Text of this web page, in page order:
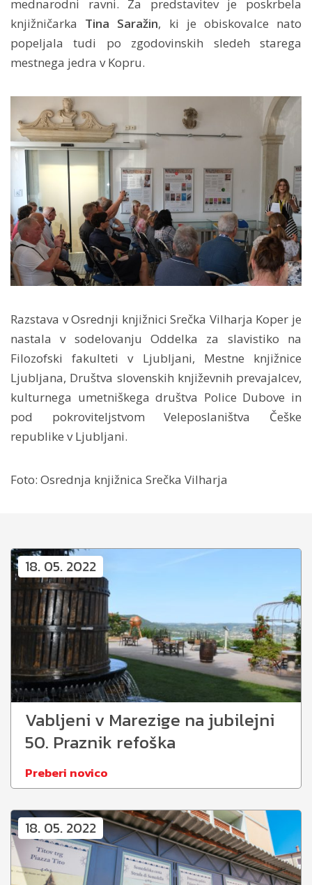
mednarodni ravni. Za predstavitev je poskrbela
knjižničarka Tina Saražin, ki je obiskovalce nato
popeljala tudi po zgodovinskih sledeh starega
mestnega jedra v Kopru.
Razstava v Osrednji knjižnici Srečka Vilharja Koper je
nastala v sodelovanju Oddelka za slavistiko na
Filozofski fakulteti v Ljubljani, Mestne knjižnice
Ljubljana, Društva slovenskih književnih prevajalcev,
kulturnega umetniškega društva Police Dubove in
pod pokroviteljstvom Veleposlaništva Češke
republike v Ljubljani.
Foto: Osrednja knjižnica Srečka Vilharja
18. 05. 2022
Vabljeni v Marezige na jubilejni
50. Praznik refoška
Preberi novico
18. 05. 2022